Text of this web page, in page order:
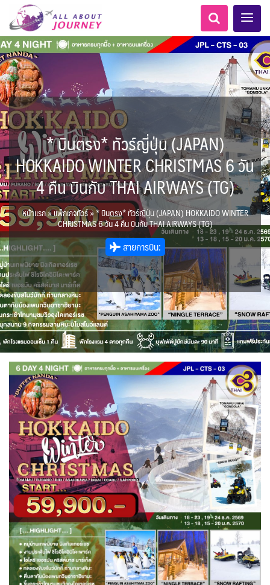
เอเชียกลาง 6 LKA ศรีลังกา 0
AFG อัฟกานิสถาน 0
LKA ศรีลังกา + BGD บังคลา
ศ
0
BTN ภูฏาน 2
BRN บรูไน 0
KHM กัมพูชา 0 จีน 282
HKG ฮ่องกง - มาเก๊า 10 IND อินเดีย 21
IDN อินโดนีเซีย 3 IRQ อิรัก 0
IRN อิหร่าน 0
ISR อิสราเอล 0 JPN ญี่ปุ่น 71
JOR จอร์แดน 4 KAZ คาซัคสถาน 19
KORS เกาหลีใต้ 2 KGZ คีร์กีซสถาน 4
LAO ลาว 0 LBN เลบานอน 0
MYS มาเลเซีย 0 MDV มัลดีฟส์ 0
MNG มองโกเลีย MMR เมียนมาร์ 5
NPL เนปาล 0 OMN โอมาน 0
PAK ปากีสถาน 8
PHL ฟิลิปปินส์ 1 SAU ซาอุดิอาระเบีย 1
SGP สิงคโปร์ 4
SYR ซีเรีย 0 TWN ไต้หวัน 9
TJK ทาจิกิสถาน 1 TKM เติร์กเมนิสถาน 1
ARE ดูไบ, UAE 0 UZB อุซเบกิสถาน 4
YEM เยเมน 0 VNM เวียดนาม
ตะวันออกกลาง 0 จอร์แดน - อียิปต์ 4
แอลเบเนีย - Albania 0 Balkan บอลข่าน 1
สวิตเซอร์แลนด์ เยอรมนี
ฝรั่งเศส
1
MNE มอนเตเนโกร 1 ล่าแสงเหนือ-ใต้ 11
Baltic บอลติก 4 ยุโรปตะวันออก 12
ยุโรปราคาถูก 1
ออสเตรีย - Austria 3 AZE อาเซอร์ไบจาน
BLR เบลารุส 0 BIH บอสเนีย & เฮอร์เซโกวีนา
1
BEL เบลเยี่ยม 0 HRV โครเอเชีย 3
CYP ไซปรัส 0 DNK เดนมาร์ก 2
CZE เช็ก 0 FIN ฟินแลนด์ 3
FRO หมู่เกาะแฟโร 2 FRA ฝรั่งเศส 1
GEO จอร์เจีย DEU เยอรมนี 3
GRL กรีนแลนด์ 3 GRC กรีซ
ISL ไอซ์แลนด์ 4 ITA อิตาลี 9
MLT มอลต้า 1 MDA มอลโดวา 0
NLD เนเธอร์แลนด์ 0 NOR นอร์เวย์ 3
POL โปแลนด์ 3 PRT โปรตุเกส 3
RUS รัสเซีย 3 สแกนดิเนเวีย 7
ESP สเปน 4
SVN สโลวิเนีย 2 CHE สวิตเซอร์แลนด์
TUR ตุรเคีย 13 UKR ยูเครน 0
UK อังกฤษ+สหราชอาณาจักร
อเมริกาใต้ 8 อเมริกากลาง 1
ARG อาร์เจนตินา 3
CUB คิวบา 0 CAN แคนาดา 3
CHL ชิลี 3 ECU เอกวาดอร์ 0
PER เปรู 2 USA สหรัฐอเมริกา
บราซิล เปรู 3
เม็กซิโก คิวบา 1 อเมริกา แคนาดา
ทัวร์ ล่องเรือสำราญยุโรป 5 ทัวร์ ล่องเรือสำราญอลาสก้า
1
ทัวร์ ล่องเรือสำราญอเมริกา
1
ทัวร์ ล่องเรือสำราญเอเชีย 0
ทัวร์ ล่องเรือสำราญประเท
ศอื่นๆ
5
แทนซาเนีย - Tanzania 2 ไมโครนีเซีย - Micronesia 1
เคนย่า - Kenya 2
โมร็อคโค - Morocco 6 นิวซีแลนด์ - New Zealand
11
นามิเบีย - Namibia 1 ขั้วโลกเหนือ 3
ตูนีเซีย - Tunisia 1 เกาะโบราโบร่า - Bora Bora
0
ขั้วโลกใต้ 2 แอฟริกาใต้ - South Africa
3
แอลจีเรีย - Algeria 0 ออสเตรเลีย - Australia 18
ทัวร์ อันซีน ประเทศแปลก 32 ลิเบีย - Libya 1
บราซิล - Brazil 0
เอธิโอเปีย - Ethiopia 0 อียิปต์ - Egypt 10
ล่องเรือดินเนอร์วันปีใหม่ 19 เรือรอบกลางวัน กทม. 2
ล่องเรือดินเนอร์ วันวาเลนไทน์
22
ล่องเรือดินเนอร์วันลอยกระทง
18
ล่องเรือดินเนอร์แม่น้ำ
าพระยา
34
ล่องเรือโปรแกรมอยุธยา
ล่องเรือ รอบ Sunset 14
ล่องเรือเหมาลำ / เหมาชั้น /
อยอร์ช / Speed Boat ส่วนตัวทั่ว
ะเทศ
255
เรือยอร์ช / Speed Boat ฯลฯ
บ Join ทั่วประเทศ
72
ไทยบัสฟู้ดทัวร์ 1 ตั๋วเรือ Hop-on Hop-off 0
ตั๋วสวนสนุก 0
บุฟเฟต์โรงแรม/ร้านอาหาร 2 บุฟเฟต์ใบหยก
โปรแกรมทัวร์ทั่วไทย 0 แต่งชุดไทยถ่ายรูปวัดอรุณฯ
1
พิเศษ! ล่องเรือเทศกาลชมพลุ
ยา
1
ห้องพักราคาพิเศษ 3
ข่าวที่น่าสนใจ
ความรู้ทั่วไป
สถานที่ท่องเที่ยว
* บินตรง* ทัวร์ญี่ปุ่น (JAPAN)
HOKKAIDO WINTER CHRISTMAS 6 วัน
4 คืน บินกับ THAI AIRWAYS (TG)
หน้าแรก»แพ็กเกจทัวร์»* บินตรง* ทัวร์ญี่ปุ่น (JAPAN) HOKKAIDO WINTER
CHRISTMAS 6 วัน 4 คืน บินกับ THAI AIRWAYS (TG)
สายการบิน: